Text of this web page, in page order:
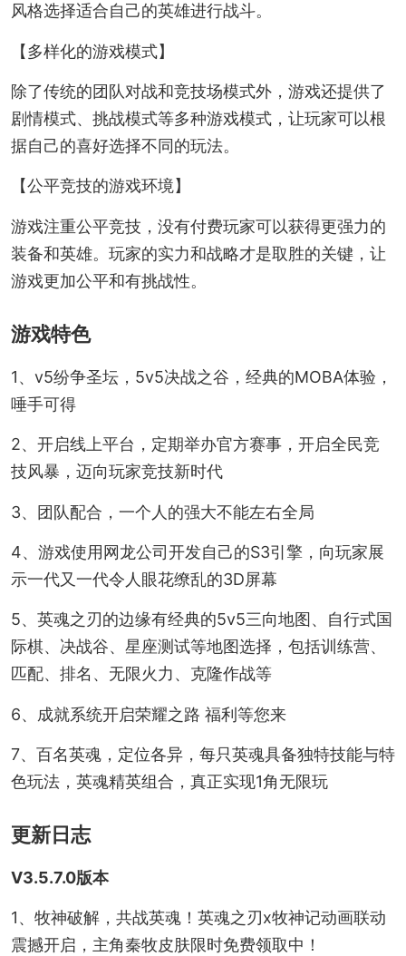
风格选择适合自己的英雄进行战斗。
【多样化的游戏模式】
除了传统的团队对战和竞技场模式外，游戏还提供了
剧情模式、挑战模式等多种游戏模式，让玩家可以根
据自己的喜好选择不同的玩法。
【公平竞技的游戏环境】
游戏注重公平竞技，没有付费玩家可以获得更强力的
装备和英雄。玩家的实力和战略才是取胜的关键，让
游戏更加公平和有挑战性。
游戏特色
1、v5纷争圣坛，5v5决战之谷，经典的MOBA体验，
唾手可得
2、开启线上平台，定期举办官方赛事，开启全民竞
技风暴，迈向玩家竞技新时代
3、团队配合，一个人的强大不能左右全局
4、游戏使用网龙公司开发自己的S3引擎，向玩家展
示一代又一代令人眼花缭乱的3D屏幕
5、英魂之刃的边缘有经典的5v5三向地图、自行式国
际棋、决战谷、星座测试等地图选择，包括训练营、
匹配、排名、无限火力、克隆作战等
6、成就系统开启荣耀之路 福利等您来
7、百名英魂，定位各异，每只英魂具备独特技能与特
色玩法，英魂精英组合，真正实现1角无限玩
更新日志
V3.5.7.0版本
1、牧神破解，共战英魂！英魂之刃x牧神记动画联动
震撼开启，主角秦牧皮肤限时免费领取中！